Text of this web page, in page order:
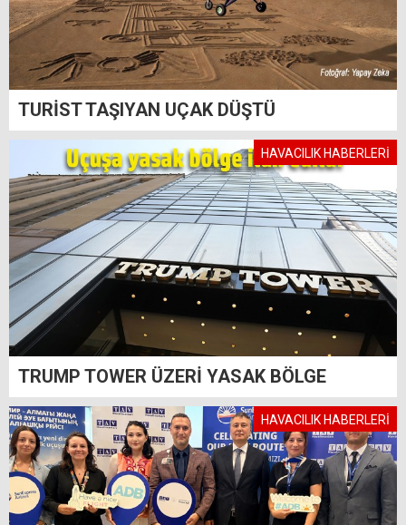
TURİST TAŞIYAN UÇAK DÜŞTÜ
HAVACILIK HABERLERİ
TRUMP TOWER ÜZERİ YASAK BÖLGE
HAVACILIK HABERLERİ